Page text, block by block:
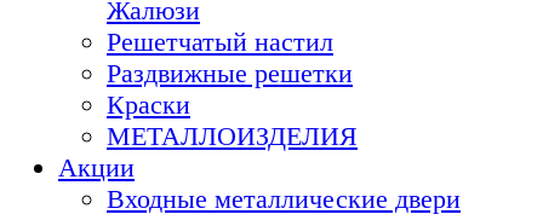
Жалюзи
Решетчатый настил
Раздвижные решетки
Краски
МЕТАЛЛОИЗДЕЛИЯ
Акции
Входные металлические двери